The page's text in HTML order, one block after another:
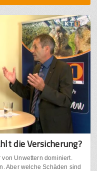
die Versicherung?
Unwettern dominiert.
Aber welche Schäden sind